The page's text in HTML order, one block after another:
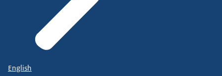
English